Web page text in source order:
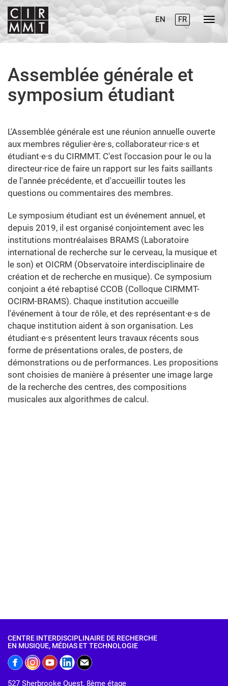
EN FR
Assemblée générale et
symposium étudiant
L'Assemblée générale est une réunion annuelle ouverte
aux membres régulier·ère·s, collaborateur·rice·s et
étudiant·e·s du CIRMMT. C'est l'occasion pour le ou la
directeur·rice de faire un rapport sur les faits saillants
de l'année précédente, et d'accueillir toutes les
questions ou commentaires des membres.
Le symposium étudiant est un événement annuel, et
depuis 2019, il est organisé conjointement avec les
institutions montréalaises BRAMS (Laboratoire
international de recherche sur le cerveau, la musique et
le son) et OICRM (Observatoire interdisciplinaire de
création et de recherche en musique). Ce symposium
conjoint a été rebaptisé CCOB (Colloque CIRMMT-
OCIRM-BRAMS). Chaque institution accueille
l'événement à tour de rôle, et des représentant·e·s de
chaque institution aident à son organisation. Les
étudiant·e·s présentent leurs travaux récents sous
forme de présentations orales, de posters, de
démonstrations ou de performances. Les propositions
sont choisies de manière à présenter une image large
de la recherche des centres, des compositions
musicales aux algorithmes de calcul.
CENTRE INTERDISCIPLINAIRE DE RECHERCHE
EN MUSIQUE, MÉDIAS ET TECHNOLOGIE
527 Sherbrooke Ouest, 8ème étage